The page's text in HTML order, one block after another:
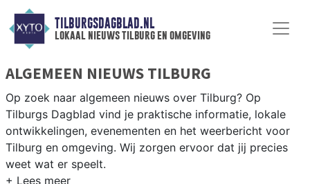
TILBURGSDAGBLAD.NL
lokaal nieuws tilburg en omgeving
ALGEMEEN NIEUWS TILBURG
Op zoek naar algemeen nieuws over Tilburg? Op
Tilburgs Dagblad vind je praktische informatie, lokale
ontwikkelingen, evenementen en het weerbericht voor
Tilburg en omgeving. Wij zorgen ervoor dat jij precies
weet wat er speelt.